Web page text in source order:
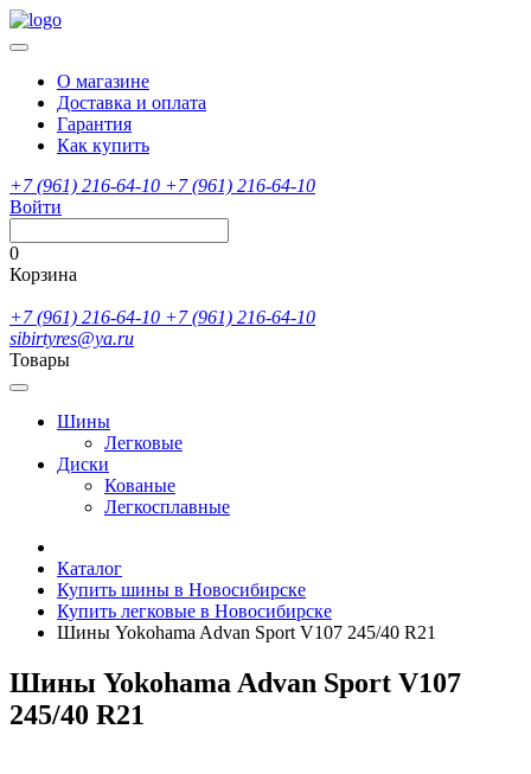
О магазине
Доставка и оплата
Гарантия
Как купить
+7 (961) 216-64-10 +7 (961) 216-64-10
Войти
0
Корзина
+7 (961) 216-64-10 +7 (961) 216-64-10
sibirtyres@ya.ru
Товары
Шины
Легковые
Диски
Кованые
Легкосплавные
Каталог
Купить шины в Новосибирске
Купить легковые в Новосибирске
Шины Yokohama Advan Sport V107 245/40 R21
Шины Yokohama Advan Sport V107
245/40 R21